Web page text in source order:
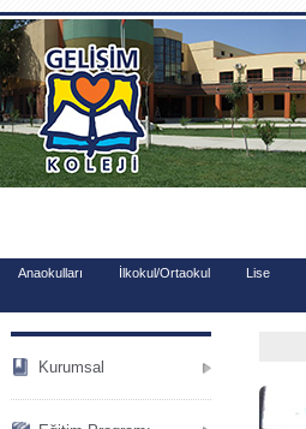
.
Anaokulları İlkokul/Ortaokul Lise
Kurumsal